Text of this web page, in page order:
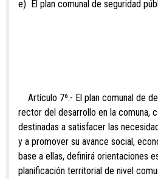
e) El plan comunal de seguridad
Artículo 7º.- El plan comunal de
rector del desarrollo en la comuna,
destinadas a satisfacer las
y a promover su avance social,
base a ellas, definirá orientaciones
planificación territorial de nivel